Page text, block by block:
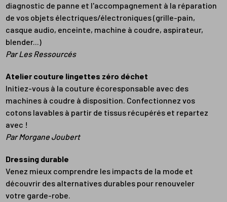
diagnostic de panne et l'accompagnement à la réparation
de vos objets électriques/électroniques (grille-pain,
casque audio, enceinte, machine à coudre, aspirateur,
blender...)
Par Les Ressourcés
Atelier couture lingettes zéro déchet
Initiez-vous à la couture écoresponsable avec des
machines à coudre à disposition. Confectionnez vos
cotons lavables à partir de tissus récupérés et repartez
avec !
Par Morgane Joubert
Dressing durable
Venez mieux comprendre les impacts de la mode et
découvrir des alternatives durables pour renouveler
votre garde-robe.